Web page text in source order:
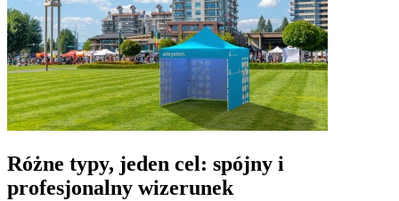
Różne typy, jeden cel: spójny i
profesjonalny wizerunek